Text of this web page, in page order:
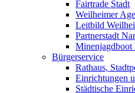
Fairtrade Stadt
Weilheimer
Leitbild
Partnerstadt
Minenjagdboot
Bürgerservice
Rathaus,
Einrichtungen
Städtische